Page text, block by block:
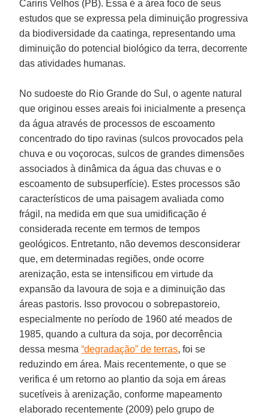
Cariris Velhos (PB). Essa é a área foco de seus
estudos que se expressa pela diminuição progressiva
da biodiversidade da caatinga, representando uma
diminuição do potencial biológico da terra, decorrente
das atividades humanas.
No sudoeste do Rio Grande do Sul, o agente natural
que originou esses areais foi inicialmente a presença
da água através de processos de escoamento
concentrado do tipo ravinas (sulcos provocados pela
chuva e ou voçorocas, sulcos de grandes dimensões
associados à dinâmica da água das chuvas e o
escoamento de subsuperfície). Estes processos são
característicos de uma paisagem avaliada como
frágil, na medida em que sua umidificação é
considerada recente em termos de tempos
geológicos. Entretanto, não devemos desconsiderar
que, em determinadas regiões, onde ocorre
arenização, esta se intensificou em virtude da
expansão da lavoura de soja e a diminuição das
áreas pastoris. Isso provocou o sobrepastoreio,
especialmente no período de 1960 até meados de
1985, quando a cultura da soja, por decorrência
dessa mesma“degradação” de terras, foi se
reduzindo em área. Mais recentemente, o que se
verifica é um retorno ao plantio da soja em áreas
sucetíveis à arenização, conforme mapeamento
elaborado recentemente (2009) pelo grupo de